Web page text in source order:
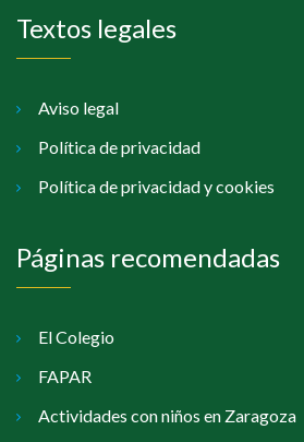
Textos legales
Aviso legal
Política de privacidad
Política de privacidad y cookies
Páginas recomendadas
El Colegio
FAPAR
Actividades con niños en Zaragoza